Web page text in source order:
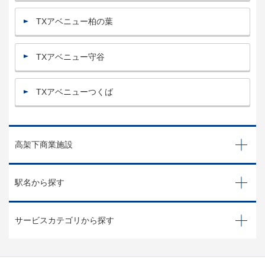
TXアベニュー柏の葉
TXアベニュー守谷
TXアベニューつくば
高架下商業施設
駅名から探す
サービスカテゴリから探す